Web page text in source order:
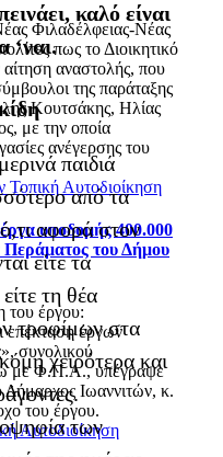
Φιλαδέλφειας-Νέας
πως το Διοικητικό
αναστολής, που
της παράταξης
Κουτσάκης, Ηλίας
με την οποία
ανέγερσης του
Τοπική Αυτοδιοίκηση
υποδομής 400.000
του Δήμου
του έργου:
επέκταση έργων
συνολικού
με Φ.Π.Α., υπέγραψε
Ιωαννιτών, κ.
του έργου.
Αυτοδιοίκηση
καλό είναι
‘ναι.
παιδιά
από τα
αφορά στον
είτε τα
τη θέα
τροφίμων στα
χειρότερα και
των